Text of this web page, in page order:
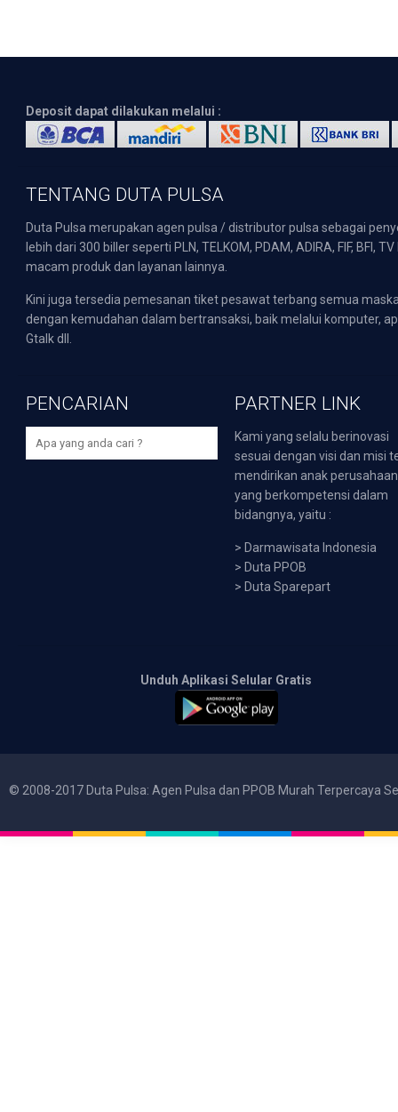
Deposit dapat dilakukan melalui :
TENTANG DUTA PULSA
Duta Pulsa merupakan agen pulsa / distributor pulsa sebagai
lebih dari 300 biller seperti PLN, TELKOM, PDAM, ADIRA, FIF,
macam produk dan layanan lainnya.
Kini juga tersedia pemesanan tiket pesawat terbang semua
dengan kemudahan dalam bertransaksi, baik melalui komputer,
Gtalk dll.
PENCARIAN PARTNER LINK
Kami yang selalu berinovasi
sesuai dengan visi dan misi
mendirikan anak perusahaan
yang berkompetensi dalam
bidangnya, yaitu :
> Darmawisata Indonesia
> Duta PPOB
> Duta Sparepart
Unduh Aplikasi Selular Gratis
© 2008-2017 Duta Pulsa: Agen Pulsa dan PPOB Murah Terpercaya